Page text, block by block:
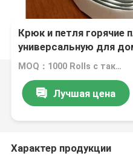
Крюк и петля горячие
универсальную для
MOQ：1000 Rolls с такой же спецификацией
Лучшая цена
Характер продукции